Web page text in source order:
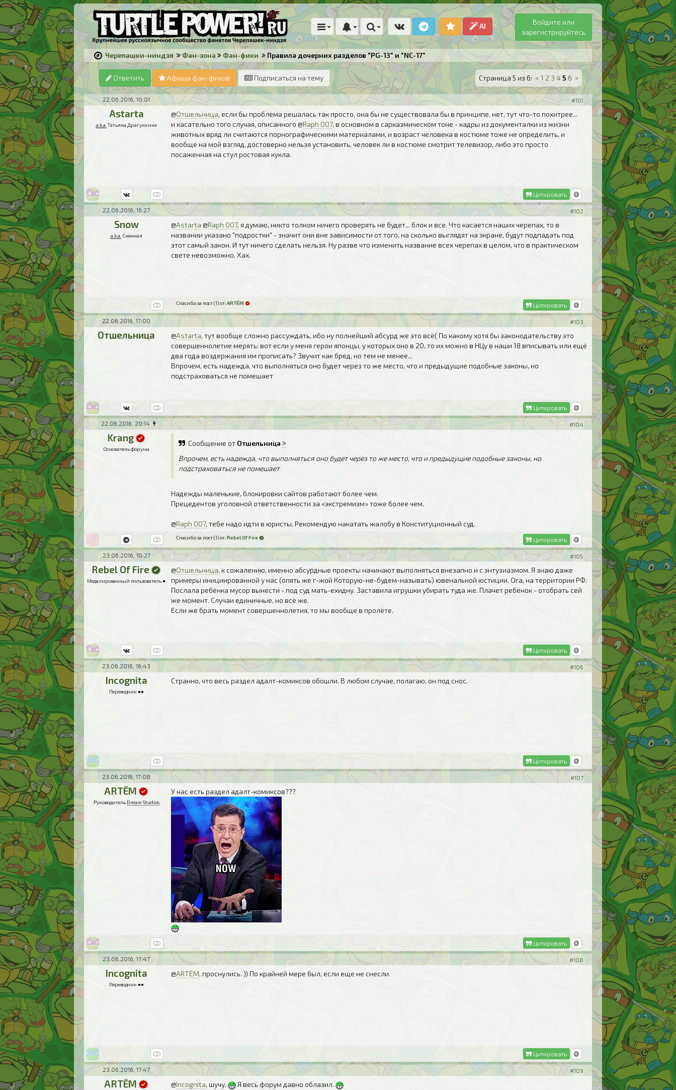
AI
Войдите или
зарегистрируйтесь
Черепашки-ниндзя Фан-зона Фан-фики Правила дочерних разделов "PG-13" и "NC-17"
Ответить Афиша фан-фиков Подписаться на тему Страница 5 из 6: < 1 2 3 45 6 >
22.06.2016, 10:01 #101
Astarta
a.k.a. Татьяна Драгункина
@Отшельница, если бы проблема решалась так просто, она бы не существовала бы в принципе. нет, тут что-то похитрее...
и касательно того случая, описанного @Raph 007, в основном в сарказмическом тоне - кадры из документалки из жизни
животных вряд ли считаются порнографическими материалами, и возраст человека в костюме тоже не определить, и
вообще на мой взгляд, достоверно нельзя установить, человек ли в костюме смотрит телевизор, либо это просто
посаженная на стул ростовая кукла.
Цитировать
22.06.2016, 16:27 #102
Snow
a.k.a. Снежная
@Astarta @Raph 007, я думаю, никто толком ничего проверять не будет... блок и все. Что касается наших черепах, то в
названии указано "подростки" - значит они вне зависимости от того, на сколько выглядят на экране, будут подпадать под
этот самый закон. И тут ничего сделать нельзя. Ну разве что изменить название всех черепах в целом, что в практическом
свете невозможно. Хах.
Спасибо за пост (1) от:ARTЁM Цитировать
22.06.2016, 17:00 #103
Отшельница @Astarta, тут вообще сложно рассуждать, ибо ну полнейший абсурд же это всё( По какому хотя бы законодательству это
совершеннолетие мерять: вот если у меня герои японцы, у которых оно в 20, то их можно в НЦу в наши 18 вписывать или ещё
два года воздержания им прописать? Звучит как бред, но тем не менее...
Впрочем, есть надежда, что выполняться оно будет через то же место, что и предыдущие подобные законы, но
подстраховаться не помешает
Цитировать
22.06.2016, 20:14 #104
Krang
Основатель форума
Сообщение от Отшельница
Впрочем, есть надежда, что выполняться оно будет через то же место, что и предыдущие подобные законы, но
подстраховаться не помешает
Надежды маленькие, блокировки сайтов работают более чем.
Прецедентов уголовной ответственности за «экстремизм» тоже более чем.
@Raph 007, тебе надо идти в юристы. Рекомендую накатать жалобу в Конституционный суд.
Спасибо за пост (1) от:Rebel Of Fire Цитировать
23.06.2016, 10:27 #105
Rebel Of Fire
Медалированный пользователь ●
@Отшельница, к сожалению, именно абсурдные проекты начинают выполняться внезапно и с энтузиазмом. Я знаю даже
примеры инициированной у нас (опять же г-жой Которую-не-будем-называть) ювенальной юстиции. Ога, на территории РФ.
Послала ребёнка мусор вынести - под суд мать-ехидну. Заставила игрушки убирать туда же. Плачет ребёнок - отобрать сей
же момент. Случаи единичные, но всё же.
Если же брать момент совершеннолетия, то мы вообще в пролёте.
Цитировать
23.06.2016, 16:43 #106
Incognita
Переводчик ●●
Странно, что весь раздел адалт-комиксов обошли. В любом случае, полагаю, он под снос.
Цитировать
23.06.2016, 17:08 #107
ARTЁM
Руководитель Dream Studios
У нас есть раздел адалт-комиксов???
Цитировать
23.06.2016, 17:47 #108
Incognita
Переводчик ●●
@ARTЁM, проснулись. )) По крайней мере был, если еще не снесли.
Цитировать
23.06.2016, 17:47 #109
ARTЁM @Incognita, шучу. Я весь форум давно облазил.